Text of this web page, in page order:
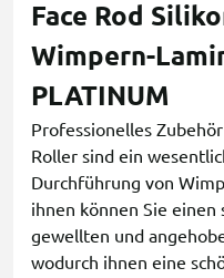
Face Rod
Wimpern-
PLATINUM
Professionelles
Roller sind ein
Durchführung von
ihnen können Sie
gewellten und
wodurch ihnen eine